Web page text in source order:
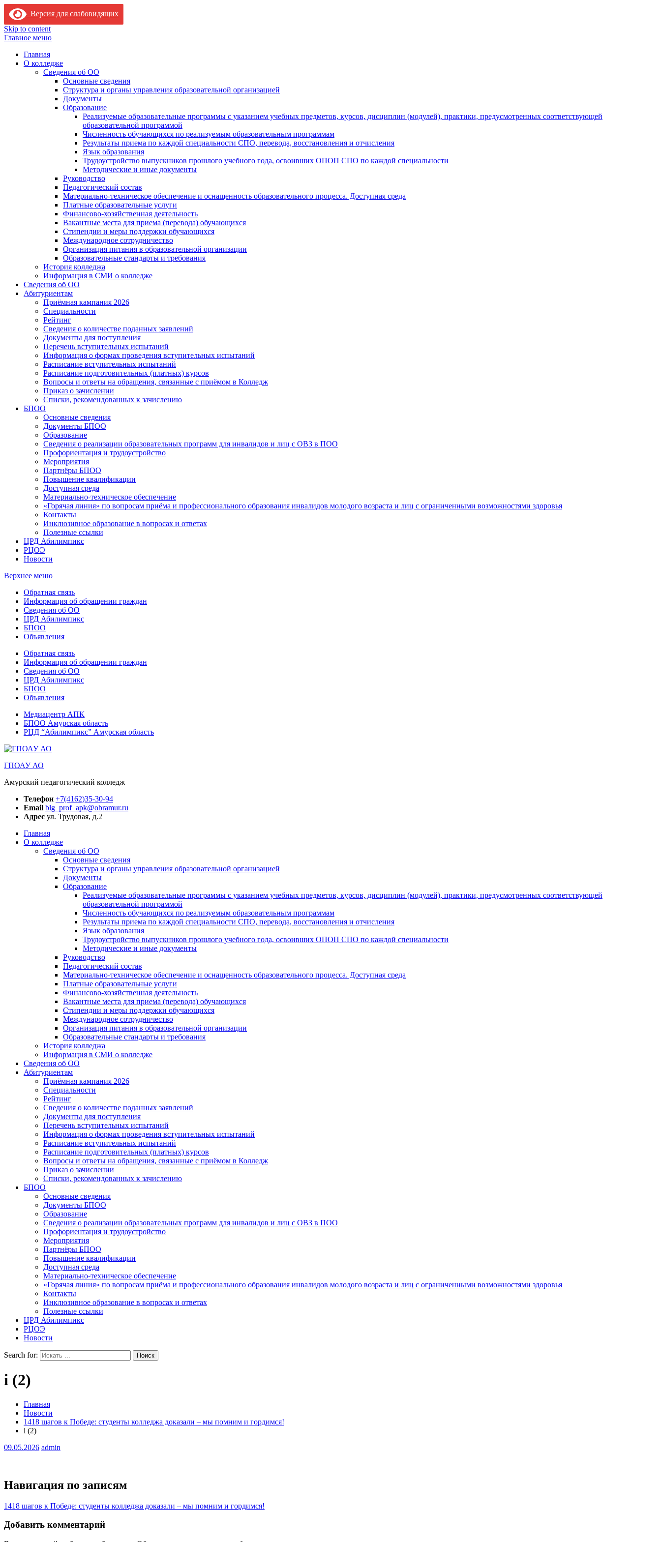
Версия для слабовидящих
Skip to content
Главное меню
Главная
О колледже
Сведения об ОО
Основные сведения
Структура и органы управления образовательной организацией
Документы
Образование
Реализуемые образовательные программы с указанием учебных предметов, курсов, дисциплин (модулей), практики, предусмотренных соответствующей
образовательной программой
Численность обучающихся по реализуемым образовательным программам
Результаты приема по каждой специальности СПО, перевода, восстановления и отчисления
Язык образования
Трудоустройство выпускников прошлого учебного года, освоивших ОПОП СПО по каждой специальности
Методические и иные документы
Руководство
Педагогический состав
Материально-техническое обеспечение и оснащенность образовательного процесса. Доступная среда
Платные образовательные услуги
Финансово-хозяйственная деятельность
Вакантные места для приема (перевода) обучающихся
Стипендии и меры поддержки обучающихся
Международное сотрудничество
Организация питания в образовательной организации
Образовательные стандарты и требования
История колледжа
Информация в СМИ о колледже
Сведения об ОО
Абитуриентам
Приёмная кампания 2026
Специальности
Рейтинг
Сведения о количестве поданных заявлений
Документы для поступления
Перечень вступительных испытаний
Информация о формах проведения вступительных испытаний
Расписание вступительных испытаний
Расписание подготовительных (платных) курсов
Вопросы и ответы на обращения, связанные с приёмом в Колледж
Приказ о зачислении
Списки, рекомендованных к зачислению
БПОО
Основные сведения
Документы БПОО
Образование
Сведения о реализации образовательных программ для инвалидов и лиц с ОВЗ в ПОО
Профориентация и трудоустройство
Мероприятия
Партнёры БПОО
Повышение квалификации
Доступная среда
Материально-техническое обеспечение
«Горячая линия» по вопросам приёма и профессионального образования инвалидов молодого возраста и лиц с ограниченными возможностями здоровья
Контакты
Инклюзивное образование в вопросах и ответах
Полезные ссылки
ЦРД Абилимпикс
РЦОЭ
Новости
Верхнее меню
Обратная связь
Информация об обращении граждан
Сведения об ОО
ЦРД Абилимпикс
БПОО
Объявления
Обратная связь
Информация об обращении граждан
Сведения об ОО
ЦРД Абилимпикс
БПОО
Объявления
Медиацентр АПК
БПОО Амурская область
РЦД “Абилимпикс” Амурская область
ГПОАУ АО
Амурский педагогический колледж
Телефон +7(4162)35-30-94
Email blg_prof_apk@obramur.ru
Адрес ул. Трудовая, д.2
Главная
О колледже
Сведения об ОО
Основные сведения
Структура и органы управления образовательной организацией
Документы
Образование
Реализуемые образовательные программы с указанием учебных предметов, курсов, дисциплин (модулей), практики, предусмотренных соответствующей
образовательной программой
Численность обучающихся по реализуемым образовательным программам
Результаты приема по каждой специальности СПО, перевода, восстановления и отчисления
Язык образования
Трудоустройство выпускников прошлого учебного года, освоивших ОПОП СПО по каждой специальности
Методические и иные документы
Руководство
Педагогический состав
Материально-техническое обеспечение и оснащенность образовательного процесса. Доступная среда
Платные образовательные услуги
Финансово-хозяйственная деятельность
Вакантные места для приема (перевода) обучающихся
Стипендии и меры поддержки обучающихся
Международное сотрудничество
Организация питания в образовательной организации
Образовательные стандарты и требования
История колледжа
Информация в СМИ о колледже
Сведения об ОО
Абитуриентам
Приёмная кампания 2026
Специальности
Рейтинг
Сведения о количестве поданных заявлений
Документы для поступления
Перечень вступительных испытаний
Информация о формах проведения вступительных испытаний
Расписание вступительных испытаний
Расписание подготовительных (платных) курсов
Вопросы и ответы на обращения, связанные с приёмом в Колледж
Приказ о зачислении
Списки, рекомендованных к зачислению
БПОО
Основные сведения
Документы БПОО
Образование
Сведения о реализации образовательных программ для инвалидов и лиц с ОВЗ в ПОО
Профориентация и трудоустройство
Мероприятия
Партнёры БПОО
Повышение квалификации
Доступная среда
Материально-техническое обеспечение
«Горячая линия» по вопросам приёма и профессионального образования инвалидов молодого возраста и лиц с ограниченными возможностями здоровья
Контакты
Инклюзивное образование в вопросах и ответах
Полезные ссылки
ЦРД Абилимпикс
РЦОЭ
Новости
Search for:
i (2)
Главная
Новости
1418 шагов к Победе: студенты колледжа доказали – мы помним и гордимся!
i (2)
09.05.2026 admin
Навигация по записям
1418 шагов к Победе: студенты колледжа доказали – мы помним и гордимся!
Добавить комментарий